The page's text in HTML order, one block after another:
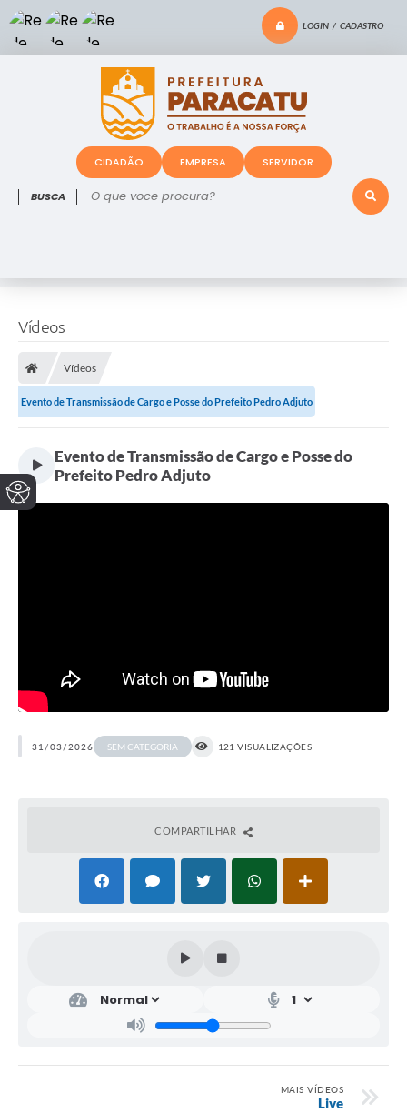
LOGIN / CADASTRO
O que voce procura?
CIDADÃO EMPRESA SERVIDOR
Vídeos
Vídeos
Evento de Transmissão de Cargo e Posse do Prefeito Pedro Adjuto
Evento de Transmissão de Cargo e Posse do
Prefeito Pedro Adjuto
31/03/2026 SEM CATEGORIA 121 VISUALIZAÇÕES
COMPARTILHAR
MAIS VÍDEOS
Live